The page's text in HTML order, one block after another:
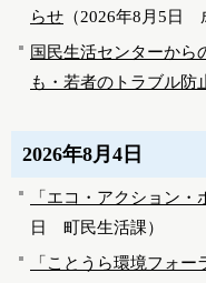
らせ （2026年8月5日
国民生活センターから
も・若者のトラブル防
2026年8月4日
「エコ・アクション
日
町民生活課）
「ことうら環境フォ